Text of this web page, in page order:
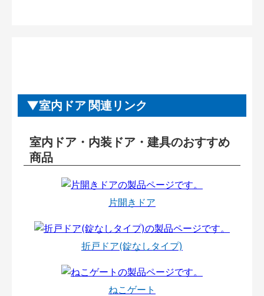
室内ドア 関連リンク
室内ドア・内装ドア・建具のおすすめ
商品
片開きドア
折戸ドア(錠なしタイプ)
ねこゲート